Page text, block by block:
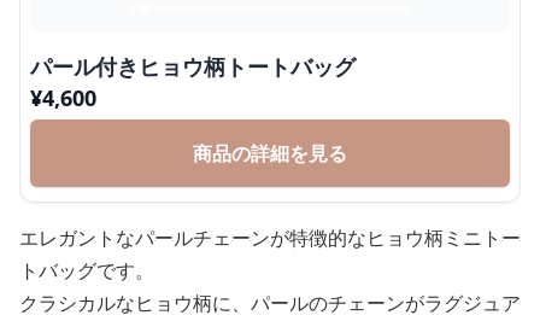
パール付きヒョウ柄トートバッグ
¥4,600
商品の詳細を見る
エレガントなパールチェーンが特徴的なヒョウ柄ミニトー
トバッグです。
クラシカルなヒョウ柄に、パールのチェーンがラグジュア